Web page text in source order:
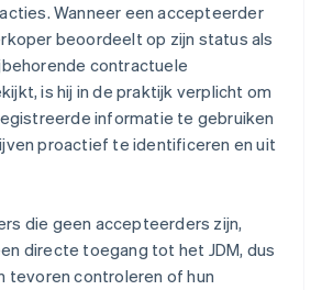
Wanneer een accepteerder
beoordeelt op zijn status als
contractuele
is hij in de praktijk verplicht om
informatie te gebruiken
proactief te identificeren en uit
die geen accepteerders zijn,
directe toegang tot het JDM, dus
tevoren controleren of hun